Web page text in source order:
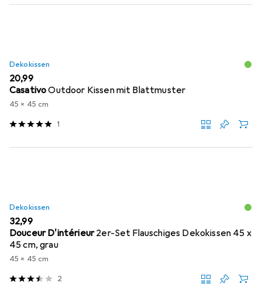
Dekokissen
EUR
20,99
CasativoOutdoor Kissen mit Blattmuster
45 x 45 cm
1
Dekokissen
EUR
32,99
Douceur D'intérieur2er-Set Flauschiges Dekokissen 45 x
45 cm, grau
45 x 45 cm
2